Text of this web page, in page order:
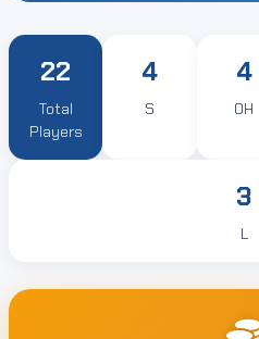
22
Total
Players
4
S
4
OH
3
L